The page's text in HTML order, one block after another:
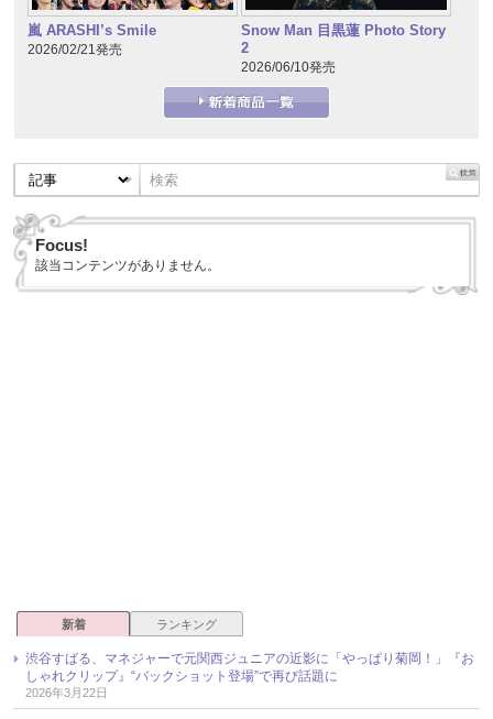
嵐 ARASHI’s Smile
2026/02/21発売
Snow Man 目黒蓮 Photo Story
2
2026/06/10発売
Focus!
該当コンテンツがありません。
新着 ランキング
渋谷すばる、マネジャーで元関西ジュニアの近影に「やっぱり菊岡！」『お
しゃれクリップ』“バックショット登場”で再び話題に
2026年3月22日